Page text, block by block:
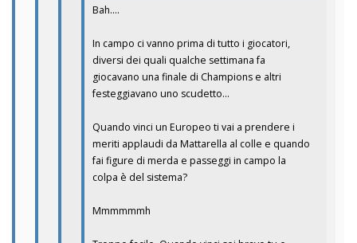
Bah….
In campo ci vanno prima di tutto i giocatori,
diversi dei quali qualche settimana fa
giocavano una finale di Champions e altri
festeggiavano uno scudetto…
Quando vinci un Europeo ti vai a prendere i
meriti applaudi da Mattarella al colle e quando
fai figure di merda e passeggi in campo la
colpa è del sistema?
Mmmmmmh